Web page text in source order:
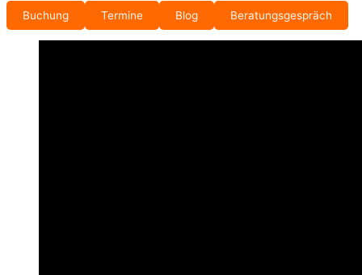
Buchung Termine Blog Beratungsgespräch